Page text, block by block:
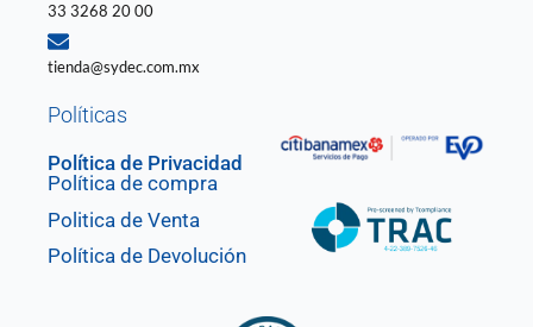
33 3268 20 00
tienda@sydec.com.mx
Políticas
Política de Privacidad
Política de compra
Politica de Venta
Política de Devolución